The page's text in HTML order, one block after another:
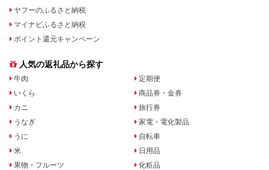
ヤフーのふるさと納税
マイナビふるさと納税
ポイント還元キャンペーン
人気の返礼品から探す
牛肉
いくら
カニ
うなぎ
うに
米
果物・フルーツ
定期便
商品券・金券
旅行券
家電・電化製品
自転車
日用品
化粧品